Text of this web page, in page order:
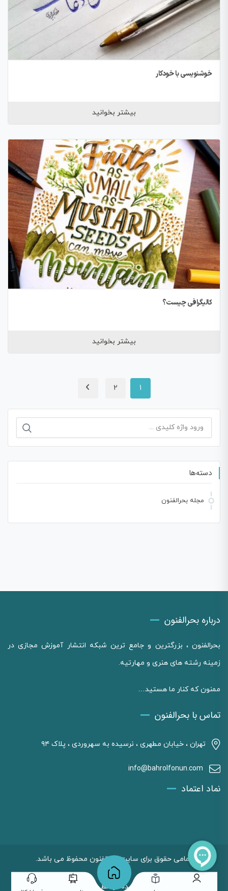
خوشنویسی با خودکار
بیشتر بخوانید
کالیگرافی چیست؟
بیشتر بخوانید
1
2
جستجو
دسته‌ها
مجله بحرالفنون
درباره بحرالفنون
بحرالفنون ، بزرگترین و جامع ترین شبکه انتشار آموزش مجازی در
زمینه رشته های هنری و مهارتیه.
ممنون که کنار ما هستید…
تماس با بحرالفنون
تهران ، خیابان مطهری ، نرسیده به سهروردی ، پلاک ۹۴
info@bahrolfonun.com
نماد اعتماد
تمامی حقوق برای سایت بحرالفنون محفوظ می باشد.
طراحی شده توسط وبکاست